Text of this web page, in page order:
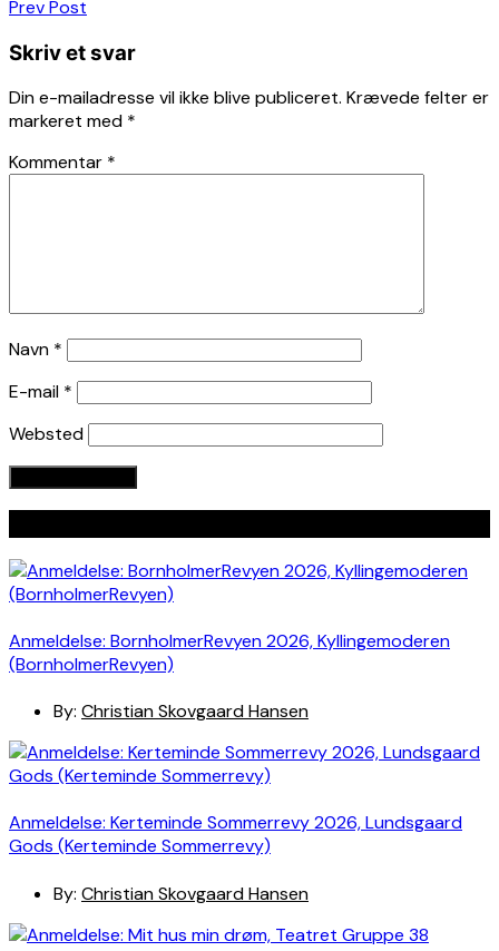
Indlægsnavigation
Prev Post
Skriv et svar
Din e-mailadresse vil ikke blive publiceret. Krævede felter er
markeret med *
Kommentar *
Navn *
E-mail *
Websted
Anmeldelse: BornholmerRevyen 2026, Kyllingemoderen
(BornholmerRevyen)
By: Christian Skovgaard Hansen
Anmeldelse: Kerteminde Sommerrevy 2026, Lundsgaard
Gods (Kerteminde Sommerrevy)
By: Christian Skovgaard Hansen